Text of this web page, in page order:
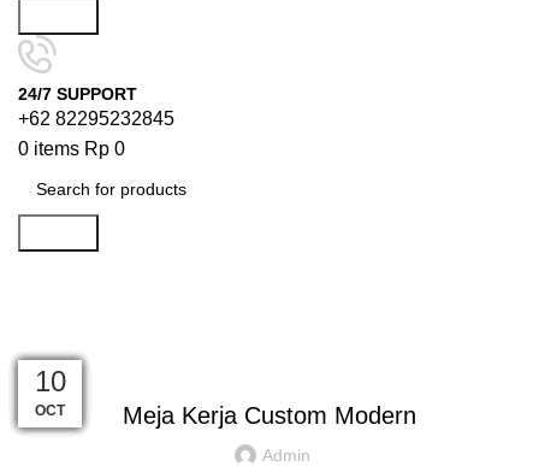
24/7 SUPPORT
+62 82295232845
0 items Rp 0
FURNITURE KANTOR
Meja Kerja Custom Modern
Admin
10
JUN
25
JAN
10
OCT
10
OCT
10
OCT
10
OCT
10
OCT
10
OCT
10
OCT
10
OCT
10
OCT
10
OCT